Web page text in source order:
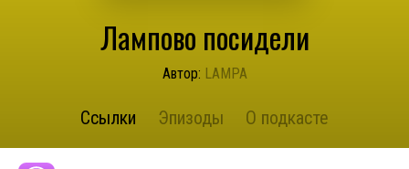
Лампово посидели
Автор: LAMPA
Ссылки Эпизоды О подкасте